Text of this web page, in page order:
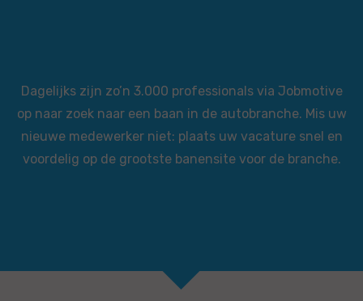
Dagelijks zijn zo’n 3.000 professionals via Jobmotive
op naar zoek naar een baan in de autobranche. Mis uw
nieuwe medewerker niet: plaats uw vacature snel en
voordelig op de grootste banensite voor de branche.